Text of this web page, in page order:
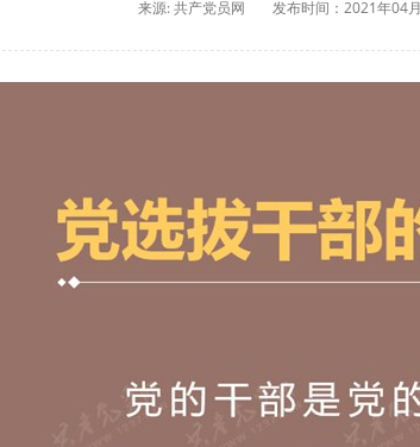
来源: 共产党员网 发布时间：2021年04